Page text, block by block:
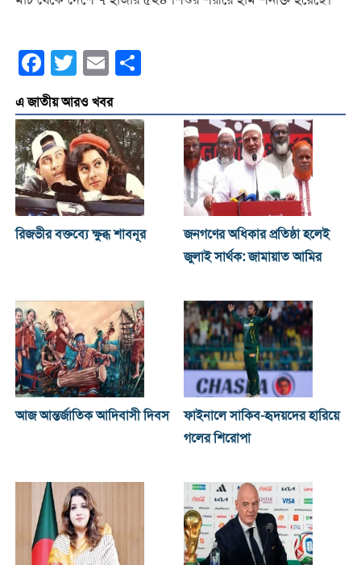
Facebook
Twitter Email
এ জাতীয় আরও খবর
রিজভীর বক্তব্যে ক্ষুব্ধ শাবনূর
জনগণের অধিকার প্রতিষ্ঠা হলেই
জুলাই সার্থক: জামায়াত আমির
আজ আন্তর্জাতিক আদিবাসী দিবস
ফাইনালে সাকিব-হৃদয়দের হারিয়ে
গলের শিরোপা